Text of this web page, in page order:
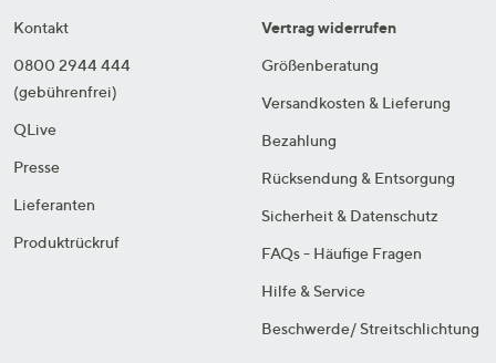
Kontakt
0800 2944 444
(gebührenfrei)
QLive
Presse
Lieferanten
Produktrückruf
Vertrag widerrufen
Größenberatung
Versandkosten & Lieferung
Bezahlung
Rücksendung & Entsorgung
Sicherheit & Datenschutz
FAQs - Häufige Fragen
Hilfe & Service
Beschwerde/ Streitschlichtung